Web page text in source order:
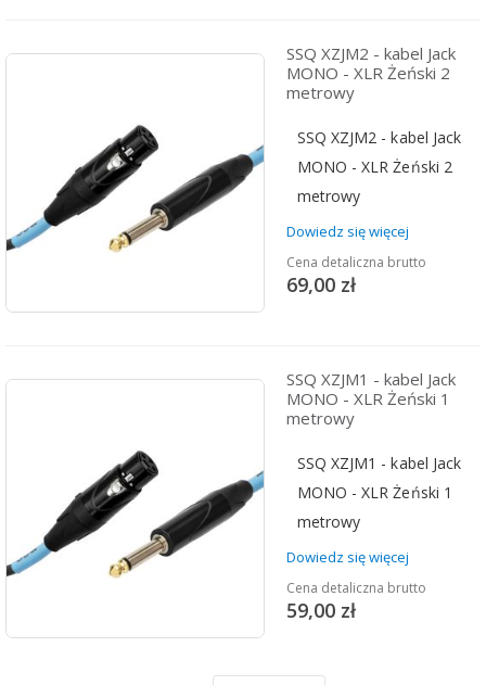
SSQ XZJM2 - kabel Jack
MONO - XLR Żeński 2
metrowy
SSQ XZJM2 - kabel Jack
MONO - XLR Żeński 2
metrowy
Dowiedz się więcej
Cena detaliczna brutto
69,00 zł
SSQ XZJM1 - kabel Jack
MONO - XLR Żeński 1
metrowy
SSQ XZJM1 - kabel Jack
MONO - XLR Żeński 1
metrowy
Dowiedz się więcej
Cena detaliczna brutto
59,00 zł